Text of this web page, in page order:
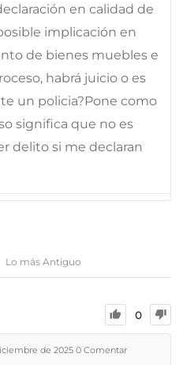
en calidad de
implicación en
de bienes muebles e
habrá juicio o es
un policia?Pone como
significa que no es
delito si me declaran
Lo más Antiguo
0
de 2025 0 Comentar